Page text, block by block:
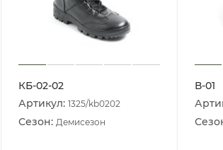
КБ-02-02
Артикул: 1325/kb0202
Сезон: Демисезон
В-01